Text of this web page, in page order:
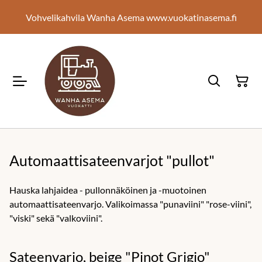
Vohvelikahvila Wanha Asema www.vuokatinasema.fi
Automaattisateenvarjot "pullot"
Hauska lahjaidea - pullonnäköinen ja -muotoinen
automaattisateenvarjo. Valikoimassa "punaviini" "rose-viini",
"viski" sekä "valkoviini".
Sateenvarjo, beige "Pinot Grigio"